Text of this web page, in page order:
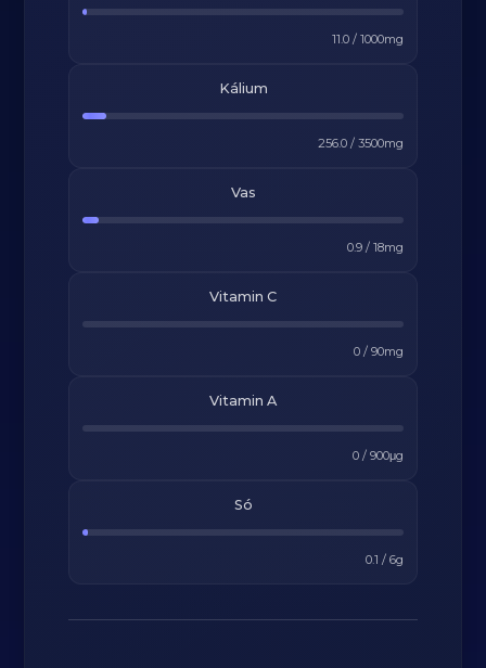
11.0/ 1000mg
Kálium
256.0/ 3500mg
Vas
0.9/ 18mg
Vitamin C
0/ 90mg
Vitamin A
0/ 900μg
Só
0.1 / 6g